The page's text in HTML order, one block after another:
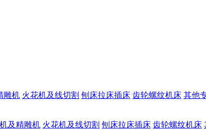
雕机 火花机及线切割 刨床拉床插床 齿轮螺纹机床 其他
及精雕机 火花机及线切割 刨床拉床插床 齿轮螺纹机床